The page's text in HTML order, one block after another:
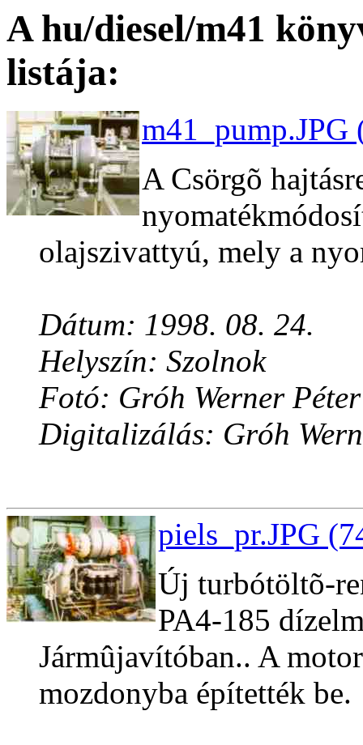
A hu/diesel/m41
listája:
m41_pump.JPG
A Csörgõ
olajszivattyú, mely a
Dátum: 1998. 08. 24.
Helyszín: Szolnok
Fotó: Gróh Werner Péter
Digitalizálás: Gróh
piels_pr.JPG
Új turbótöltõ-
PA4-185
Jármûjavítóban.. A
mozdonyba építették be.